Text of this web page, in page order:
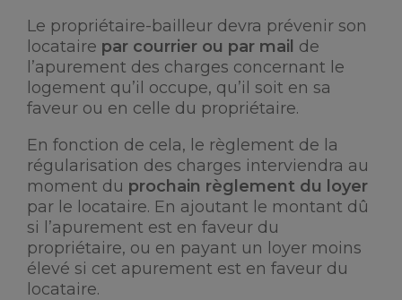
Le propriétaire-bailleur devra prévenir son
locataire par courrier ou par mail de
l’apurement des charges concernant le
logement qu’il occupe, qu’il soit en sa
faveur ou en celle du propriétaire.
En fonction de cela, le règlement de la
régularisation des charges interviendra au
moment du prochain règlement du loyer
par le locataire. En ajoutant le montant dû
si l’apurement est en faveur du
propriétaire, ou en payant un loyer moins
élevé si cet apurement est en faveur du
locataire.